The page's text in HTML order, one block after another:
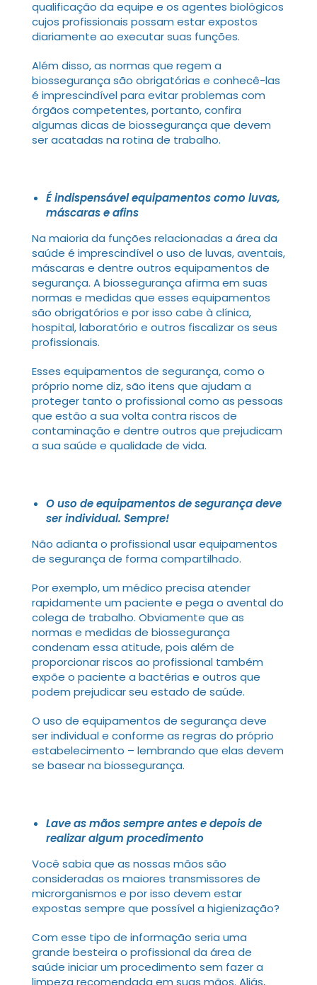
qualificação da equipe e os agentes biológicos
cujos profissionais possam estar expostos
diariamente ao executar suas funções.
Além disso, as normas que regem a
biossegurança são obrigatórias e conhecê-las
é imprescindível para evitar problemas com
órgãos competentes, portanto, confira
algumas dicas de biossegurança que devem
ser acatadas na rotina de trabalho.
É indispensável equipamentos como luvas,
máscaras e afins
Na maioria da funções relacionadas a área da
saúde é imprescindível o uso de luvas, aventais,
máscaras e dentre outros equipamentos de
segurança. A biossegurança afirma em suas
normas e medidas que esses equipamentos
são obrigatórios e por isso cabe à clínica,
hospital, laboratório e outros fiscalizar os seus
profissionais.
Esses equipamentos de segurança, como o
próprio nome diz, são itens que ajudam a
proteger tanto o profissional como as pessoas
que estão a sua volta contra riscos de
contaminação e dentre outros que prejudicam
a sua saúde e qualidade de vida.
O uso de equipamentos de segurança deve
ser individual. Sempre!
Não adianta o profissional usar equipamentos
de segurança de forma compartilhado.
Por exemplo, um médico precisa atender
rapidamente um paciente e pega o avental do
colega de trabalho. Obviamente que as
normas e medidas de biossegurança
condenam essa atitude, pois além de
proporcionar riscos ao profissional também
expõe o paciente a bactérias e outros que
podem prejudicar seu estado de saúde.
O uso de equipamentos de segurança deve
ser individual e conforme as regras do próprio
estabelecimento – lembrando que elas devem
se basear na biossegurança.
Lave as mãos sempre antes e depois de
realizar algum procedimento
Você sabia que as nossas mãos são
consideradas os maiores transmissores de
microrganismos e por isso devem estar
expostas sempre que possível a higienização?
Com esse tipo de informação seria uma
grande besteira o profissional da área de
saúde iniciar um procedimento sem fazer a
limpeza recomendada em suas mãos. Aliás,